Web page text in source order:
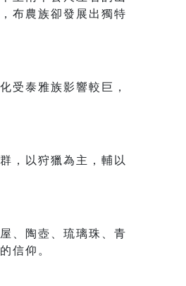
布農族卻發展出獨特
受泰雅族影響較巨，
，以狩獵為主，輔以
、陶壺、琉璃珠、青
信仰。